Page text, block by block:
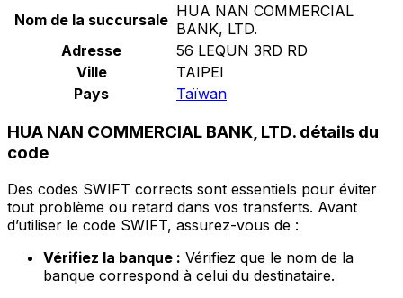
Nom de la succursale HUA NAN COMMERCIAL
BANK, LTD.
Adresse
56 LEQUN 3RD RD
Ville
TAIPEI
Pays
Taïwan
HUA NAN COMMERCIAL BANK, LTD. détails du
code
Des codes SWIFT corrects sont essentiels pour éviter
tout problème ou retard dans vos transferts. Avant
d’utiliser le code SWIFT, assurez-vous de :
Vérifiez la banque : Vérifiez que le nom de la
banque correspond à celui du destinataire.